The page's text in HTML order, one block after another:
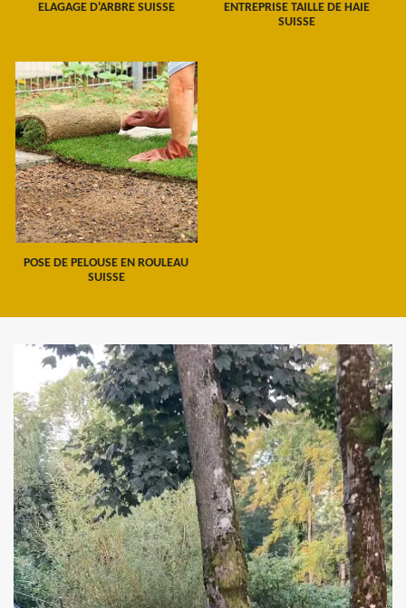
ELAGAGE D'ARBRE SUISSE
ENTREPRISE TAILLE DE HAIE
SUISSE
POSE DE PELOUSE EN ROULEAU
SUISSE